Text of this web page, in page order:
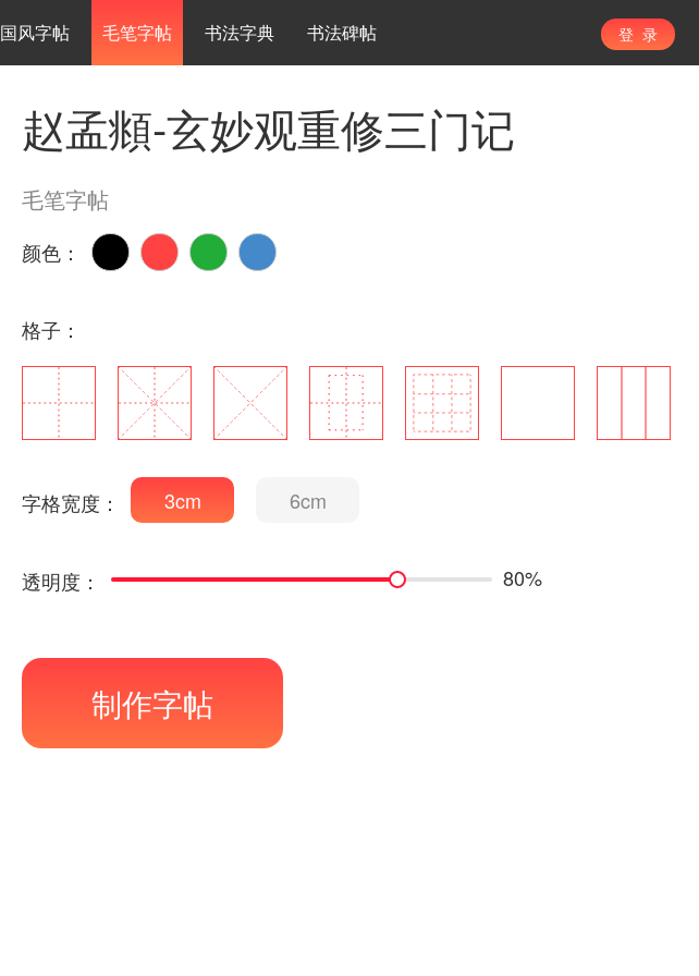
国风字帖 毛笔字帖 书法字典 书法碑帖 登 录
赵孟頫-玄妙观重修三门记
毛笔字帖
颜色：
格子：
字格宽度： 3cm 6cm
透明度： 80%
制作字帖